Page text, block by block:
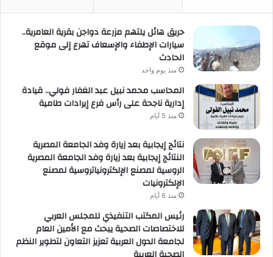
حريق هائل يلتهم مزرعة دواجن بقرية العامرية..
سيارات الإطفاء والإسعاف تهرع إلى موقع
الحادث
منذ يوم واحد
المحاسب محمد نبيل عبد الغفار فولي.. قيادة
إدارية ناجحة على رأس فرع إيرادات طامية
منذ 5 أيام
نتائج إيجابية بعد زيارة وفد الجامعة المصرية
النتائج إيجابية بعد زيارة وفد الجامعة المصرية
الروسية لمصنع الإلكترونياتروسية لمصنع
الإلكترونيات
منذ 6 أيام
رئيس المكتب التنفيذي للمجلس العربي
للاختصاصات الصحية يبحث مع الأمين العام
لجامعة الدول العربية تعزيز التعاون لتطوير النظم